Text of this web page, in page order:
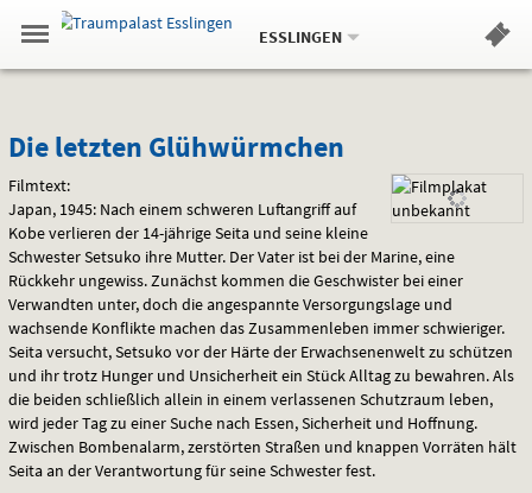
Springe
zum
,zum
.
Navigation
Gehe
zur
Standortauswahl
Standort:
ESSLINGEN.
Hinweis
Die
letzten
Glühwürmchen
Die letzten Glühwürmchen
Filmtext:
Japan, 1945: Nach einem schweren Luftangriff auf
Kobe verlieren der 14-jährige Seita und seine kleine
Schwester Setsuko ihre Mutter. Der Vater ist bei der Marine, eine
Rückkehr ungewiss. Zunächst kommen die Geschwister bei einer
Verwandten unter, doch die angespannte Versorgungslage und
wachsende Konflikte machen das Zusammenleben immer schwieriger.
Seita versucht, Setsuko vor der Härte der Erwachsenenwelt zu schützen
und ihr trotz Hunger und Unsicherheit ein Stück Alltag zu bewahren. Als
die beiden schließlich allein in einem verlassenen Schutzraum leben,
wird jeder Tag zu einer Suche nach Essen, Sicherheit und Hoffnung.
Zwischen Bombenalarm, zerstörten Straßen und knappen Vorräten hält
Seita an der Verantwortung für seine Schwester fest.